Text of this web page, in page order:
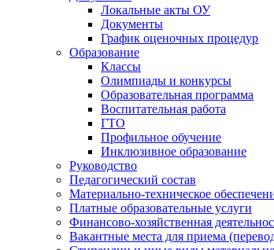
Локальные акты ОУ
Документы
График оценочных процедур
Образование
Классы
Олимпиады и конкурсы
Образовательная программа
Воспитательная работа
ГТО
Профильное обучение
Инклюзивное образование
Руководство
Педагогический состав
Материально-техническое
Платные образовательные услуги
Финансово-хозяйственная
Вакантные места для приема